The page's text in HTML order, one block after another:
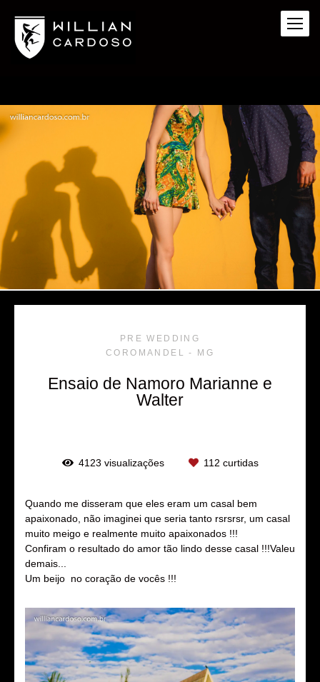
PRE WEDDING
COROMANDEL - MG
Ensaio de Namoro Marianne e
Walter
4123 visualizações 112 curtidas
Quando me disseram que eles eram um casal bem
apaixonado, não imaginei que seria tanto rsrsrsr, um casal
muito meigo e realmente muito apaixonados !!!
Confiram o resultado do amor tão lindo desse casal !!!Valeu
demais...
Um beijo no coração de vocês !!!